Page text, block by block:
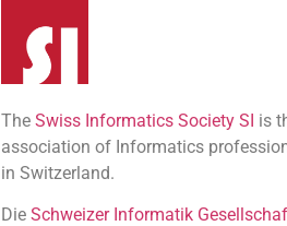
The Swiss Informatics Society SI is
association of Informatics
in Switzerland.
Die Schweizer Informatik